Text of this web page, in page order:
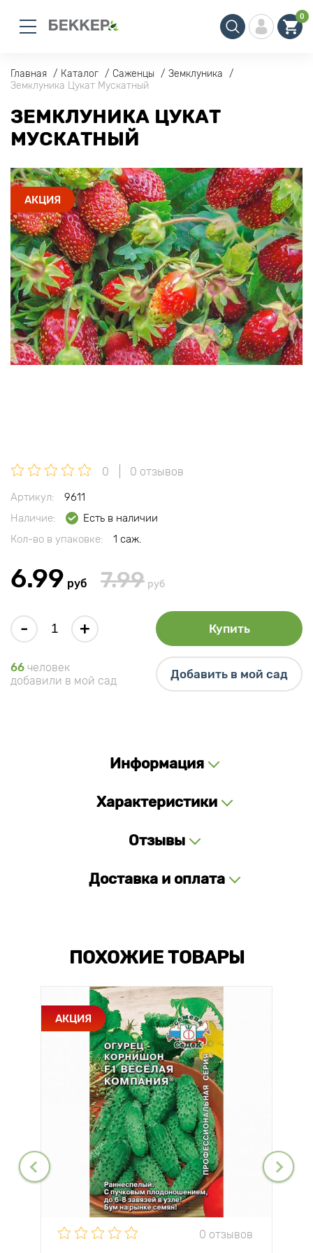
0
Главная Каталог Саженцы
Земклуника
Земклуника Цукат Мускатный
ЗЕМКЛУНИКА ЦУКАТ
МУСКАТНЫЙ
АКЦИЯ
0 0 отзывов
Артикул:
9611
Наличие:
Есть в наличии
Кол-во в упаковке:
1 саж.
6.99 руб 7.99 руб
- + Купить
66 человек
добавили в мой сад
Добавить в мой сад
Информация
Характеристики
Отзывы
Доставка и оплата
ПОХОЖИЕ ТОВАРЫ
АКЦИЯ
0 отзывов